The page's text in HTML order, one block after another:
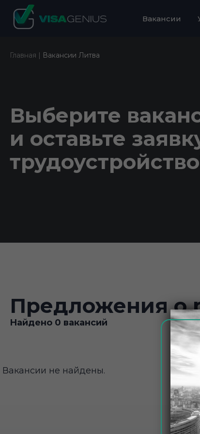
Вакансии
Главная | Вакансии Литва
Выберите
и оставьте
Предложения о
Найдено 0 вакансий
Вакансии не найдены.